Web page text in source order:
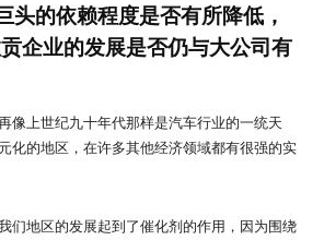
头的依赖程度是否有所降低，
企业的发展是否仍与大公司有
像上世纪九十年代那样是汽车行业的一统天
化的地区，在许多其他经济领域都有很强的实
们地区的发展起到了催化剂的作用，因为围绕